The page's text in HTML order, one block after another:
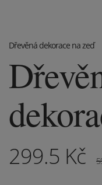
Dřevěná dekorace na zeď
299.5 Kč